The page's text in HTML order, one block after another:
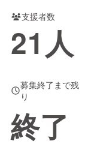
支援者数
21 人
募集終了まで残
り
終了